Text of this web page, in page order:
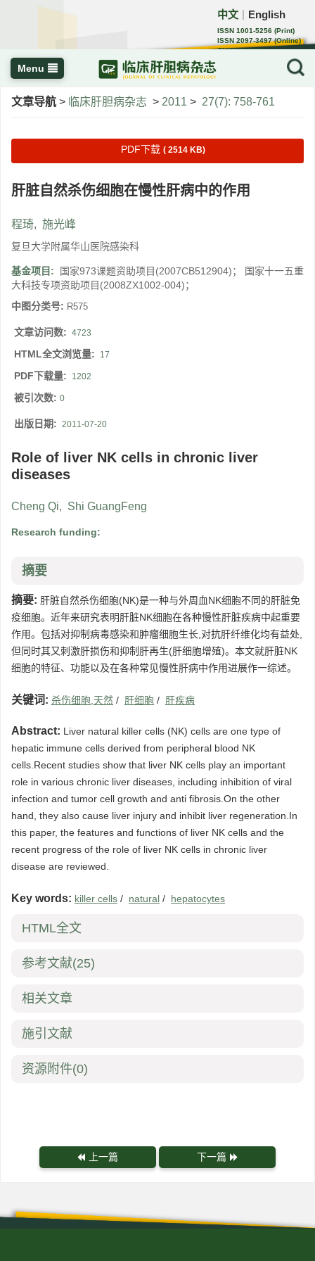
中文 English
ISSN 1001-5256 (Print)
ISSN 2097-3497 (Online)
CN 22-1108/R
Menu
文章导航 > 临床肝胆病杂志 > 2011 > 27(7): 758-761
PDF下载 ( 2514 KB)
肝脏自然杀伤细胞在慢性肝病中的作用
程琦, 施光峰
复旦大学附属华山医院感染科
基金项目:
国家973课题资助项目(2007CB512904)； 国家十一五重
大科技专项资助项目(2008ZX1002-004)；
中图分类号: R575
文章访问数: 4723
HTML全文浏览量: 17
PDF下载量: 1202
被引次数: 0
出版日期: 2011-07-20
Role of liver NK cells in chronic liver
diseases
Cheng Qi, Shi GuangFeng
Research funding:
摘要
摘要: 肝脏自然杀伤细胞(NK)是一种与外周血NK细胞不同的肝脏免
疫细胞。近年来研究表明肝脏NK细胞在各种慢性肝脏疾病中起重要
作用。包括对抑制病毒感染和肿瘤细胞生长,对抗肝纤维化均有益处,
但同时其又刺激肝损伤和抑制肝再生(肝细胞增殖)。本文就肝脏NK
细胞的特征、功能以及在各种常见慢性肝病中作用进展作一综述。
关键词: 杀伤细胞,天然 / 肝细胞 / 肝疾病
Abstract: Liver natural killer cells (NK) cells are one type of
hepatic immune cells derived from peripheral blood NK
cells.Recent studies show that liver NK cells play an important
role in various chronic liver diseases, including inhibition of viral
infection and tumor cell growth and anti fibrosis.On the other
hand, they also cause liver injury and inhibit liver regeneration.In
this paper, the features and functions of liver NK cells and the
recent progress of the role of liver NK cells in chronic liver
disease are reviewed.
Key words: killer cells / natural / hepatocytes
HTML全文
参考文献(25)
相关文章
施引文献
资源附件(0)
上一篇 下一篇